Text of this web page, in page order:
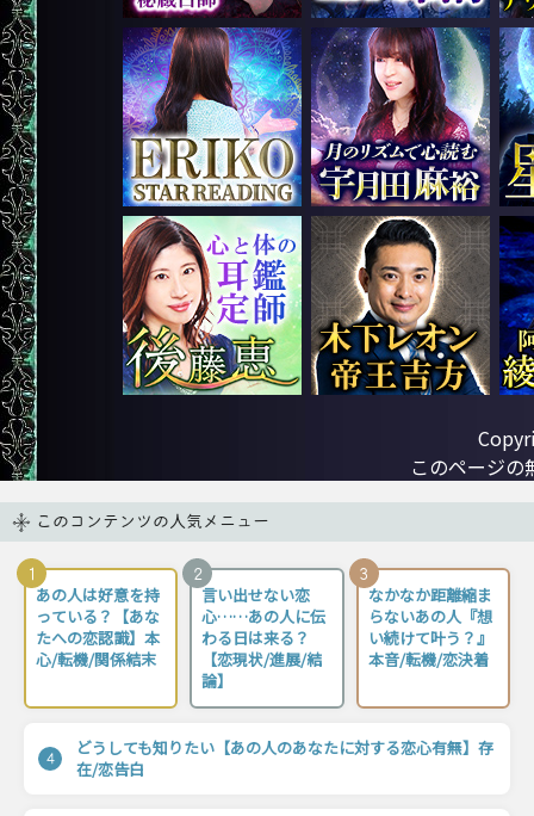
このページの
このコンテンツの人気メニュー
1
あの人は好意を持
っている？【あな
たへの恋認識】本
心/転機/関係結末
2
言い出せない恋
心……あの人に伝
わる日は来る？
【恋現状/進展/結
論】
3
なかなか距離縮ま
らないあの人『想
い続けて叶う？』
本音/転機/恋決着
4
どうしても知りたい【あの人のあなたに対する恋心有無】存
在/恋告白